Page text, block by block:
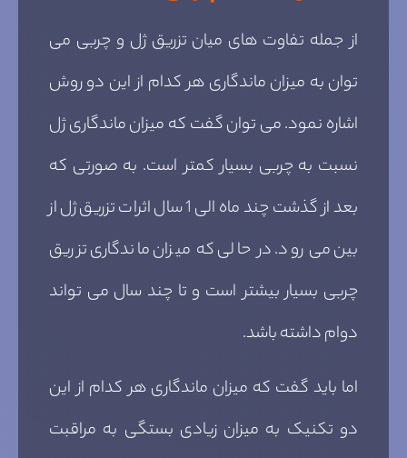
از جمله تفاوت های میان تزریق ژل و چربی می
توان به میزان ماندگاری هر کدام از این دو روش
اشاره نمود. می توان گفت که میزان ماندگاری ژل
نسبت به چربی بسیار کمتر است. به صورتی که
بعد از گذشت چند ماه الی 1 سال اثرات تزریق ژل از
بین می رود. در حالی که میزان ماندگاری تزریق
چربی بسیار بیشتر است و تا چند سال می تواند
دوام داشته باشد.
اما باید گفت که میزان ماندگاری هر کدام از این
دو تکنیک به میزان زیادی بستگی به مراقبت